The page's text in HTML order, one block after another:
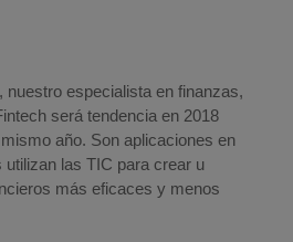
nuestro especialista en finanzas,
será tendencia en 2018
año. Son aplicaciones en
las TIC para crear u
más eficaces y menos